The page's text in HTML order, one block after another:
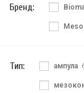
Бренд:
Тип: ампула